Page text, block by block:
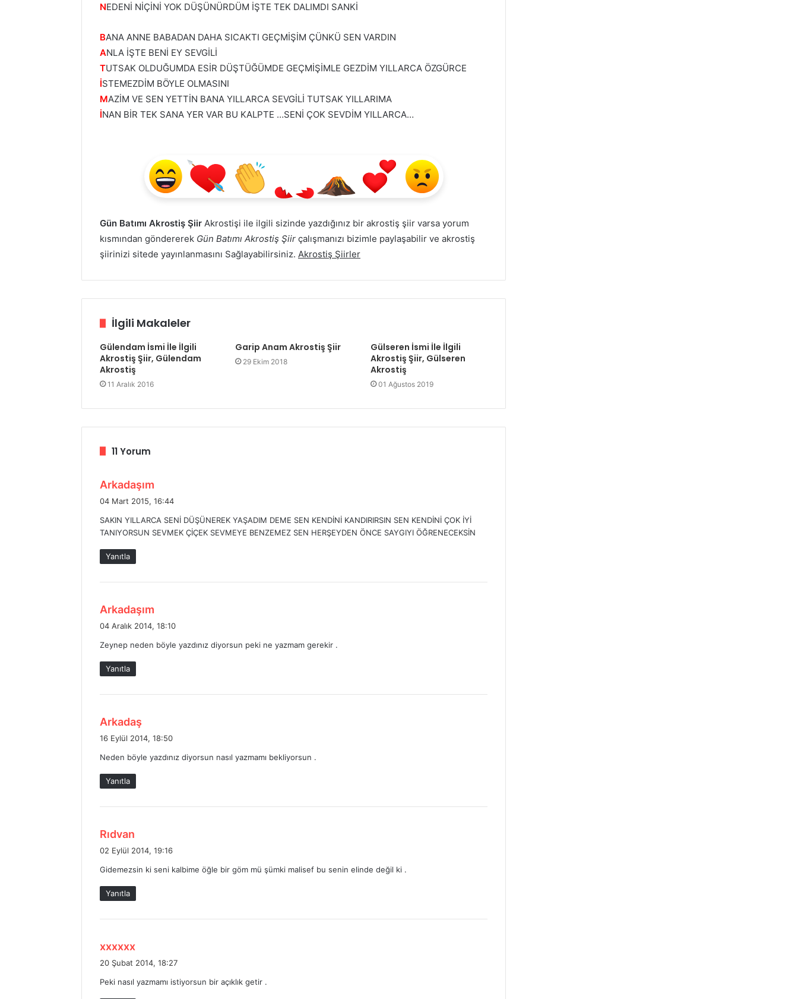
NEDENİ NİÇİNİ YOK DÜŞÜNÜRDÜM İŞTE TEK DALIMDI SANKİ
BANA ANNE BABADAN DAHA SICAKTI GEÇMİŞİM ÇÜNKÜ SEN VARDIN
ANLA İŞTE BENİ EY SEVGİLİ
TUTSAK OLDUĞUMDA ESİR DÜŞTÜĞÜMDE GEÇMİŞİMLE GEZDİM YILLARCA ÖZGÜRCE
İSTEMEZDİM BÖYLE OLMASINI
MAZİM VE SEN YETTİN BANA YILLARCA SEVGİLİ TUTSAK YILLARIMA
İNAN BİR TEK SANA YER VAR BU KALPTE …SENİ ÇOK SEVDİM YILLARCA…
Gün Batımı Akrostiş Şiir Akrostişi ile ilgili sizinde yazdığınız bir akrostiş şiir varsa yorum
kısmından göndererek Gün Batımı Akrostiş Şiir çalışmanızı bizimle paylaşabilir ve akrostiş
şiirinizi sitede yayınlanmasını Sağlayabilirsiniz. Akrostiş Şiirler
İlgili Makaleler
Gülendam İsmi İle İlgili
Akrostiş Şiir, Gülendam
Akrostiş
11 Aralık 2016
Garip Anam Akrostiş Şiir
29 Ekim 2018
Gülseren İsmi İle İlgili
Akrostiş Şiir, Gülseren
Akrostiş
01 Ağustos 2019
11 Yorum
Arkadaşım
i
k
04 Mart 2015, 16:44
SAKIN YILLARCA SENİ DÜŞÜNEREK YAŞADIM DEME SEN KENDİNİ KANDIRIRSIN SEN KENDİNİ ÇOK İYİ
TANIYORSUN SEVMEK ÇİÇEK SEVMEYE BENZEMEZ SEN HERŞEYDEN ÖNCE SAYGIYI ÖĞRENECEKSİN
Yanıtla
Arkadaşım
04 Aralık 2014, 18:10
Zeynep neden böyle yazdınız diyorsun peki ne yazmam gerekir .
Yanıtla
Arkadaş
i
16 Eylül 2014, 18:50
Neden böyle yazdınız diyorsun nasıl yazmamı bekliyorsun .
Yanıtla
Rıdvan
i
k
i
02 Eylül 2014, 19:16
Gidemezsin ki seni kalbime öğle bir göm mü şümki malisef bu senin elinde değil ki .
Yanıtla
xxxxxx
i
20 Şubat 2014, 18:27
Peki nasıl yazmamı istiyorsun bir açıklık getir .